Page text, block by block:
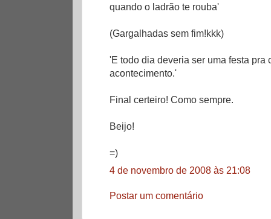
quando o ladrão te rouba'
(Gargalhadas sem fim!kkk)
'E todo dia deveria ser uma festa pra
acontecimento.'
Final certeiro! Como sempre.
Beijo!
=)
4 de novembro de 2008 às 21:08
Postar um comentário